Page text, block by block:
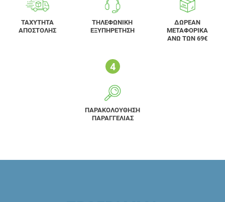
ΤΑΧΥΤΗΤΑ
ΑΠΟΣΤΟΛΗΣ
ΤΗΛΕΦΩΝΙΚΗ
ΕΞΥΠΗΡΕΤΗΣΗ
ΔΩΡΕΑΝ
ΜΕΤΑΦΟΡΙΚΑ
ΑΝΩ ΤΩΝ 69€
ΠΑΡΑΚΟΛΟΥΘΗΣΗ
ΠΑΡΑΓΓΕΛΙΑΣ